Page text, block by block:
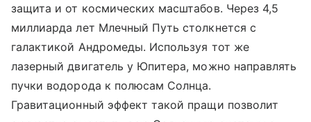
защита и от космических масштабов. Через 4,5
миллиарда лет Млечный Путь столкнется с
галактикой Андромеды. Используя тот же
лазерный двигатель у Юпитера, можно направлять
пучки водорода к полюсам Солнца.
Гравитационный эффект такой пращи позволит